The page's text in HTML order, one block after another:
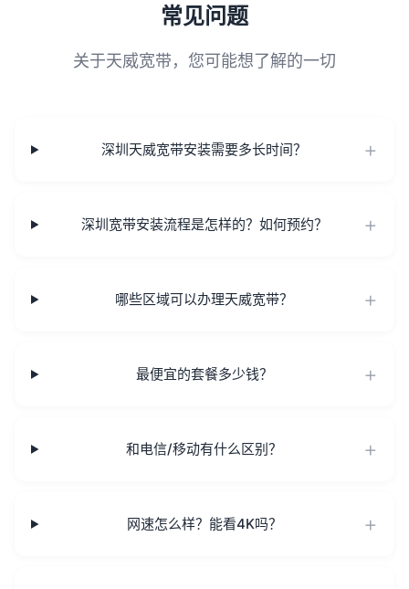
常见问题
关于天威宽带，您可能想了解的一切
深圳天威宽带安装需要多长时间？
深圳宽带安装流程是怎样的？如何预约？
哪些区域可以办理天威宽带？
最便宜的套餐多少钱？
和电信/移动有什么区别？
网速怎么样？能看4K吗？